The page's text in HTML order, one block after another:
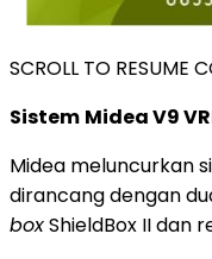
SCROLL TO RESUME
Sistem Midea V9
Midea meluncurkan
dirancang dengan
boxShieldBox II dan